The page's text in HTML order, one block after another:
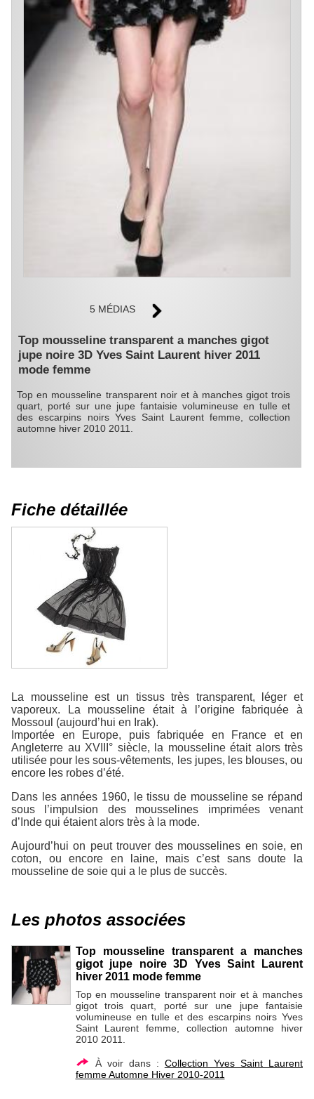
5 MÉDIAS
Top mousseline transparent a manches gigot
jupe noire 3D Yves Saint Laurent hiver 2011
mode femme
Top en mousseline transparent noir et à manches gigot trois
quart, porté sur une jupe fantaisie volumineuse en tulle et
des escarpins noirs Yves Saint Laurent femme, collection
automne hiver 2010 2011.
Fiche détaillée
La mousseline est un tissus très transparent, léger et
vaporeux. La mousseline était à l’origine fabriquée à
Mossoul (aujourd’hui en Irak).
Importée en Europe, puis fabriquée en France et en
Angleterre au XVIII° siècle, la mousseline était alors très
utilisée pour les sous-vêtements, les jupes, les blouses, ou
encore les robes d’été.
Dans les années 1960, le tissu de mousseline se répand
sous l’impulsion des mousselines imprimées venant
d’Inde qui étaient alors très à la mode.
Aujourd’hui on peut trouver des mousselines en soie, en
coton, ou encore en laine, mais c’est sans doute la
mousseline de soie qui a le plus de succès.
Les photos associées
Top mousseline transparent a manches
gigot jupe noire 3D Yves Saint Laurent
hiver 2011 mode femme
Top en mousseline transparent noir et à manches
gigot trois quart, porté sur une jupe fantaisie
volumineuse en tulle et des escarpins noirs Yves
Saint Laurent femme, collection automne hiver
2010 2011.
À voir dans : Collection Yves Saint Laurent
femme Automne Hiver 2010-2011